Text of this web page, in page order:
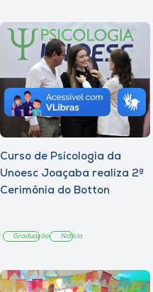
Curso de Psicologia da
Unoesc Joaçaba realiza 2ª
Cerimônia do Botton
Graduação Notícia